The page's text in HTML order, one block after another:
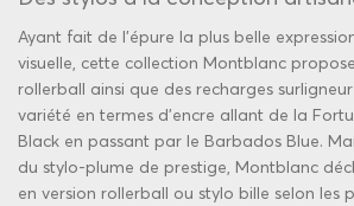
Ayant fait de l’épure la plus belle
visuelle, cette collection Montblanc
rollerball ainsi que des recharges
variété en termes d’encre allant de la
Black en passant par le Barbados Blue.
du stylo-plume de prestige, Montblanc
en version rollerball ou stylo bille selon les